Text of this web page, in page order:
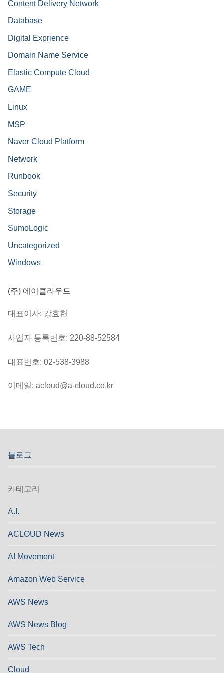
Content Delivery Network
Database
Digital Exprience
Domain Name Service
Elastic Compute Cloud
GAME
Linux
MSP
Naver Cloud Platform
Network
Runbook
Security
Storage
SumoLogic
Uncategorized
Windows
(주) 에이클라우드
대표이사: 강효헌
사업자 등록번호: 220-88-52584
대표번호: 02-538-3988
이메일: acloud@a-cloud.co.kr
블로그
카테고리
A.I.
ACLOUD News
AI Movement
Amazon Web Service
AWS News
AWS News Blog
AWS Tech
Cloud